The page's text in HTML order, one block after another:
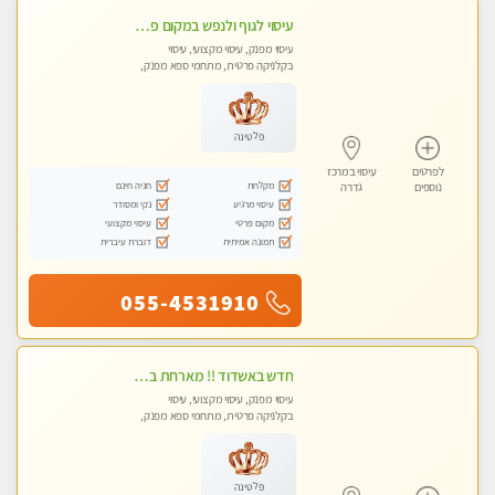
לפרטים
נוספים
עיסוי במרכז
גדרה
עיסוי לגוף ולנפש במקום פרטי ואיכותי
עיסוי מפנק, עיסוי מקצועי, עיסוי
בקלניקה פרטית, מתחמי ספא מפנק,
פלטינה
מקלחת
חניה חינם
עיסוי מרגיע
נקי ומסודר
מקום פרטי
עיסוי מקצועי
תמונה אמיתית
דוברת עיברית
055-4531910
חדש באשדוד !! מארחת בדירתי באופן פרטי ודיסקרטי מקום יפה מסודר נקי ואווירה נעימה יחס טוב בבית חםללא מין !!
עיסוי מפנק, עיסוי מקצועי, עיסוי
בקלניקה פרטית, מתחמי ספא מפנק,
פלטינה